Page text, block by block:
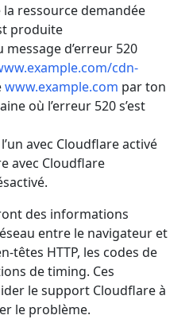
la ressource demandée
produite
d’erreur 520
cdn-
www.example.com par ton
où l’erreur 520 s’est
avec Cloudflare activé
avec Cloudflare
des informations
entre le navigateur et
têtes HTTP, les codes de
de timing. Ces
le support Cloudflare à
le problème.